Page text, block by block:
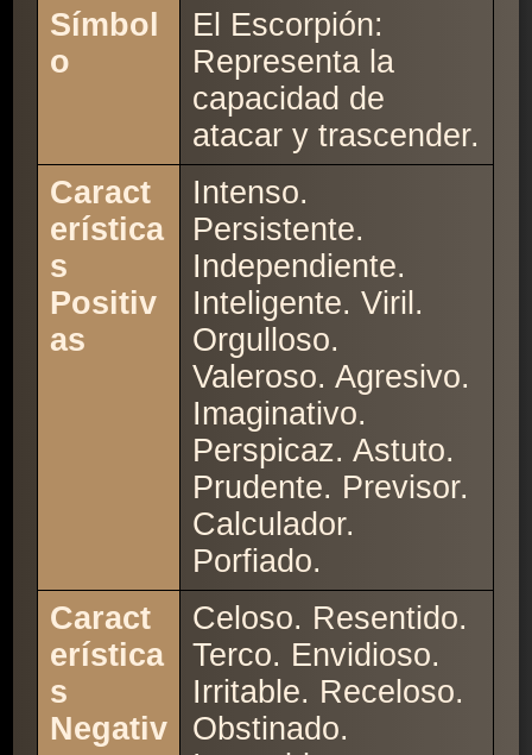
Símbol
o
El Escorpión:
Representa la
capacidad de
atacar y trascender.
Caract
erística
s
Positiv
as
Intenso.
Persistente.
Independiente.
Inteligente. Viril.
Orgulloso.
Valeroso. Agresivo.
Imaginativo.
Perspicaz. Astuto.
Prudente. Previsor.
Calculador.
Porfiado.
Caract
erística
s
Negativ
Celoso. Resentido.
Terco. Envidioso.
Irritable. Receloso.
Obstinado.